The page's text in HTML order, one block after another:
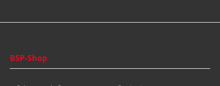
BSP-Shop